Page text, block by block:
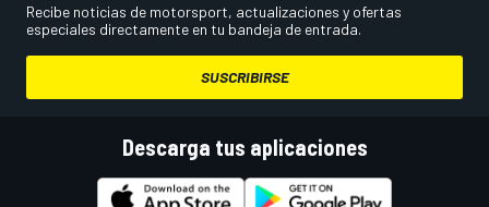
Recibe noticias de motorsport, actualizaciones y ofertas
especiales directamente en tu bandeja de entrada.
SUSCRIBIRSE
Descarga tus aplicaciones